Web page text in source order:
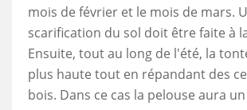
mois de février et le mois de mars.
scarification du sol doit être faite à
Ensuite, tout au long de l'été, la
plus haute tout en répandant des
bois. Dans ce cas la pelouse aura un